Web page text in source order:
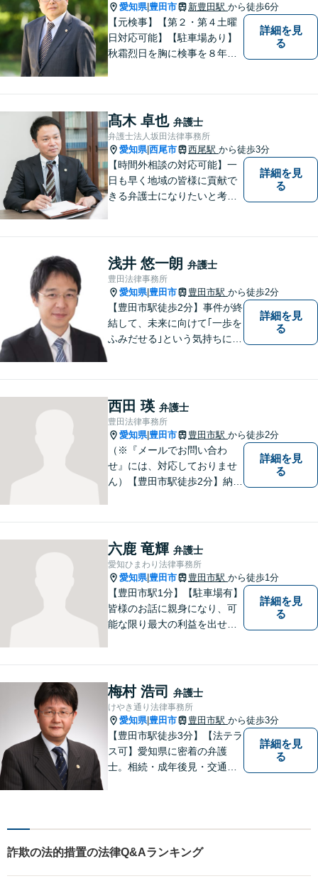
愛知県| 豊田市 新豊田駅 から徒歩6分
【元検事】【第２・第４土曜
日対応可能】【駐車場あり】
秋霜烈日を胸に検事を８年，
添い，「この地域」の方々の
悩みに対して一緒に解決を目
指したいと思います。お待ち
しております。
詳細を見
る
髙木 卓也 弁護士
弁護士法人坂田法律事務所
愛知県|西尾市 西尾駅 から徒歩3分
【時間外相談の対応可能】一
日も早く地域の皆様に貢献で
きる弁護士になりたいと考え
ださい
詳細を見
る
浅井 悠一朗 弁護士
豊田法律事務所
愛知県| 豊田市 豊田市駅 から徒歩2分
【豊田市駅徒歩2分】事件が終
結して、未来に向けて｢一歩を
ふみだせる｣という気持ちに向
のご不安はご相談ください。
【法テラス利用可※ご利用要
件あり】
詳細を見
る
西田 瑛 弁護士
豊田法律事務所
愛知県| 豊田市 豊田市駅 から徒歩2分
（※『メールでお問い合わ
せ』には、対応しておりませ
ん）【豊田市駅徒歩2分】納得
ます。【分割払い対応・法テ
ラス利用可能】費用面のご不
安はご相談ください。
詳細を見
る
六鹿 竜輝 弁護士
愛知ひまわり法律事務所
愛知県| 豊田市 豊田市駅 から徒歩1分
【豊田市駅1分】【駐車場有】
皆様のお話に親身になり、可
能な限り最大の利益を出せる
お困りの方はなんでもご相談
ください。先を見据えた解決
策をご提案いたします。
詳細を見
る
梅村 浩司 弁護士
けやき通り法律事務所
愛知県| 豊田市 豊田市駅 から徒歩3分
【豊田市駅徒歩3分】【法テラ
ス可】愛知県に密着の弁護
士。相続・成年後見・交通事
談ください。【駐車場あり】
詳細を見
る
詐欺の法的措置の法律Q&Aランキング